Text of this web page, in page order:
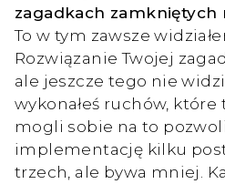
zagadkach zamkniętych
To w tym zawsze
Rozwiązanie Twojej
ale jeszcze tego nie
wykonałeś ruchów, które
mogli sobie na to
implementację kilku
trzech, ale bywa mniej.